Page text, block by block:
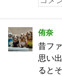
侑奈
昔フ
思い
ると